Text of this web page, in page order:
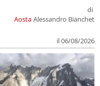
Aosta
di
Alessandro Bianchet
il 06/08/2026